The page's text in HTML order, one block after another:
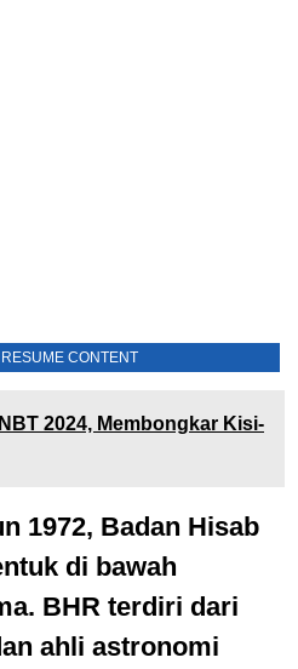
CONTENT
2024, Membongkar Kisi-
1972, Badan Hisab
di bawah
BHR terdiri dari
ahli astronomi